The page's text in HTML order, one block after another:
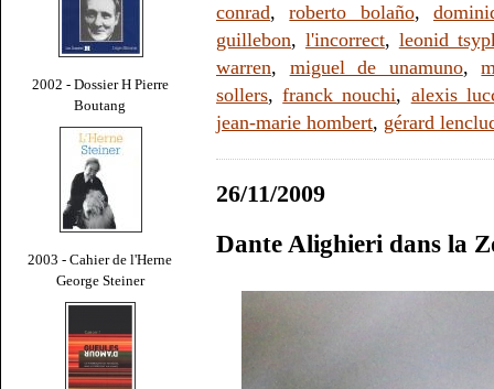
2002 - Dossier H Pierre
Boutang
2003 - Cahier de l'Herne
George Steiner
conrad,roberto bolaño,
guillebon, l'incorrect, leonid
warren, miguel de unamuno,
sollers,franck nouchi, alexis
jean-marie hombert, gérard
26/11/2009
Dante Alighieri dans la